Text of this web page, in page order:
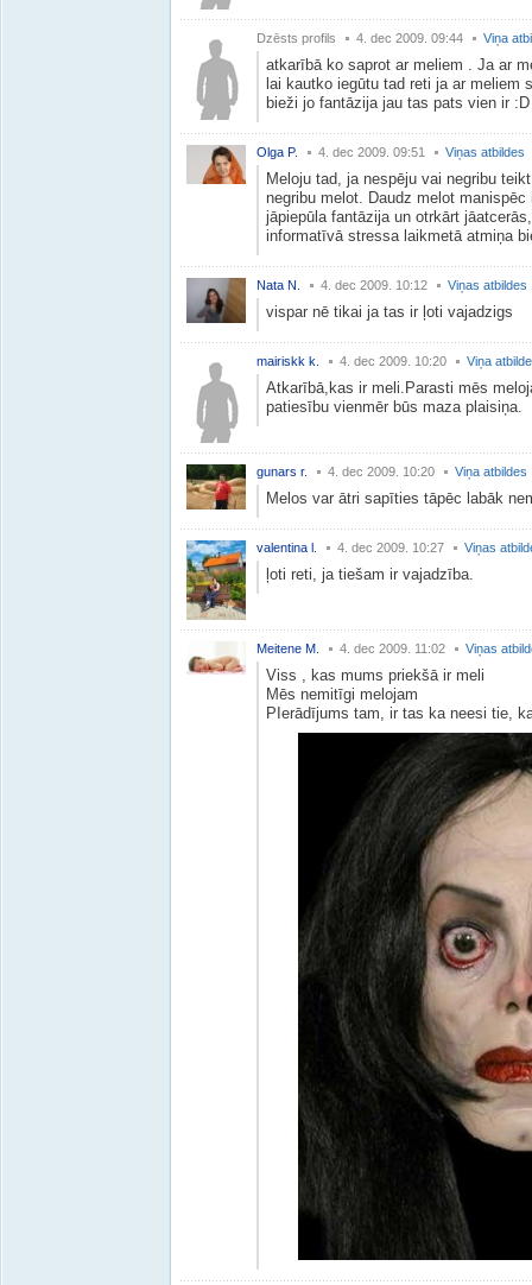
Dzēsts profils 4. dec 2009. 09:44 Viņa
atkarībā ko saprot ar meliem . Ja ar
lai kautko iegūtu tad reti ja ar meliem
bieži jo fantāzija jau tas pats vien ir :D
Olga P. 4. dec 2009. 09:51 Viņas atbildes
Meloju tad, ja nespēju vai negribu
negribu melot. Daudz melot
jāpiepūla fantāzija un otrkārt
informatīvā stressa laikmetā atmiņa
Nata N. 4. dec 2009. 10:12 Viņas atbildes
vispar nē tikai ja tas ir ļoti vajadzigs
mairiskk k. 4. dec 2009. 10:20 Viņa
Atkarībā,kas ir meli.Parasti mēs
patiesību vienmēr būs maza plaisiņa.
gunars r. 4. dec 2009. 10:20 Viņa atbildes
Melos var ātri sapīties tāpēc labāk
valentina l. 4. dec 2009. 10:27 Viņas
ļoti reti, ja tiešam ir vajadzība.
Meitene M. 4. dec 2009. 11:02 Viņas
Viss , kas mums priekšā ir meli
Mēs nemitīgi melojam
PIerādījums tam, ir tas ka neesi tie,